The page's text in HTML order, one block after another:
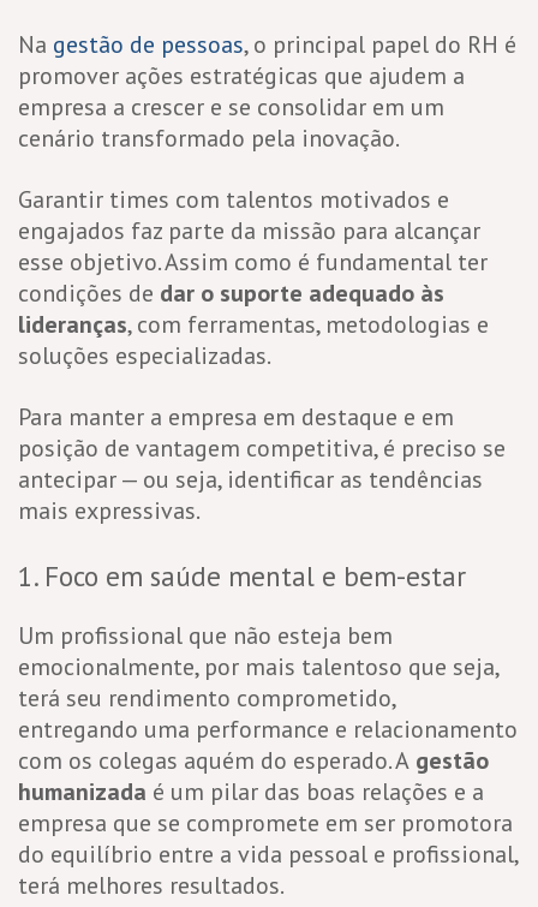
Na gestão de pessoas, o principal papel do RH é
promover ações estratégicas que ajudem a
empresa a crescer e se consolidar em um
cenário transformado pela inovação.
Garantir times com talentos motivados e
engajados faz parte da missão para alcançar
esse objetivo. Assim como é fundamental ter
condições de dar o suporte adequado às
lideranças, com ferramentas, metodologias e
soluções especializadas.
Para manter a empresa em destaque e em
posição de vantagem competitiva, é preciso se
antecipar — ou seja, identificar as tendências
mais expressivas.
1. Foco em saúde mental e bem-estar
Um profissional que não esteja bem
emocionalmente, por mais talentoso que seja,
terá seu rendimento comprometido,
entregando uma performance e relacionamento
com os colegas aquém do esperado. A gestão
humanizada é um pilar das boas relações e a
empresa que se compromete em ser promotora
do equilíbrio entre a vida pessoal e profissional,
terá melhores resultados.